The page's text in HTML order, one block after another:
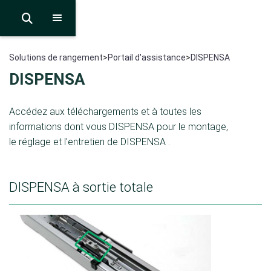

Solutions de rangement>Portail d'assistance>DISPENSA
DISPENSA
Accédez aux téléchargements et à toutes les
informations dont vous DISPENSA pour le montage,
le réglage et l'entretien de DISPENSA .
DISPENSA à sortie totale